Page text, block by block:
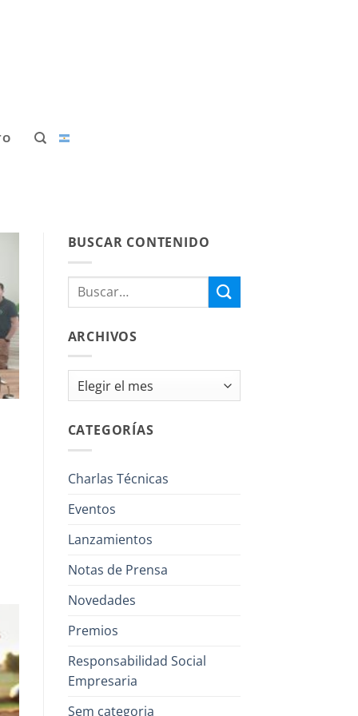
BUSCAR CONTENIDO
ARCHIVOS
Archivos
CATEGORÍAS
Charlas Técnicas
Eventos
Lanzamientos
Notas de Prensa
Novedades
Premios
Responsabilidad Social
Empresaria
Sem categoria